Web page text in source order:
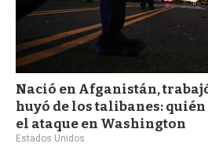
Nació en Afganistán,
huyó de los talibanes:
el ataque en Washington
Estados Unidos